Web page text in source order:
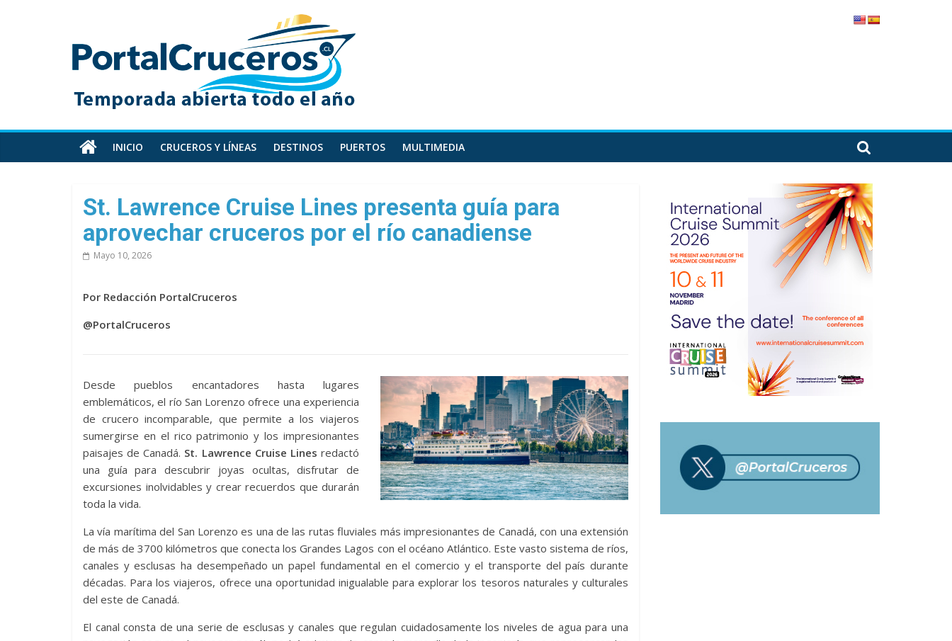
PortalCruceros
Toda
información
cruceros
en
un
sitio
INICIO CRUCEROS Y LÍNEAS DESTINOS PUERTOS MULTIMEDIA
St. Lawrence Cruise Lines presenta guía para
aprovechar cruceros por el río canadiense
Mayo 10, 2026
Por Redacción PortalCruceros
@PortalCruceros
Desde pueblos encantadores hasta lugares
emblemáticos, el río San Lorenzo ofrece una experiencia
de crucero incomparable, que permite a los viajeros
sumergirse en el rico patrimonio y los impresionantes
paisajes de Canadá. St. Lawrence Cruise Lines redactó
una guía para descubrir joyas ocultas, disfrutar de
excursiones inolvidables y crear recuerdos que durarán
toda la vida.
La vía marítima del San Lorenzo es una de las rutas fluviales más impresionantes de Canadá, con una extensión
de más de 3700 kilómetros que conecta los Grandes Lagos con el océano Atlántico. Este vasto sistema de ríos,
canales y esclusas ha desempeñado un papel fundamental en el comercio y el transporte del país durante
décadas. Para los viajeros, ofrece una oportunidad inigualable para explorar los tesoros naturales y culturales
del este de Canadá.
El canal consta de una serie de esclusas y canales que regulan cuidadosamente los niveles de agua para una